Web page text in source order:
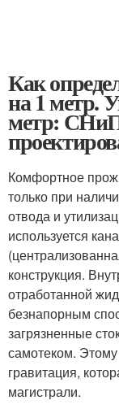
Как
на 1 метр.
метр:
Комфортное
только при
отвода и
используется
конструкция.
отработанной
безнапорным
загрязненные
самотеком. Этому
гравитация,
магистрали.